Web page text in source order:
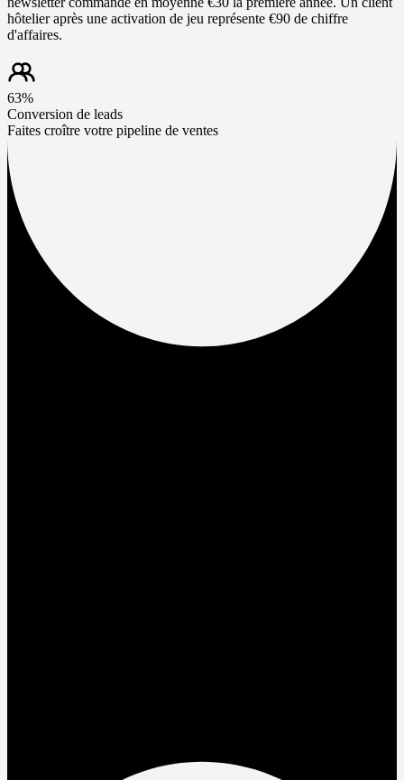
hôtelier après une activation de jeu représente €90 de chiffre
d'affaires.
63%
Conversion de leads
Faites croître votre pipeline de ventes